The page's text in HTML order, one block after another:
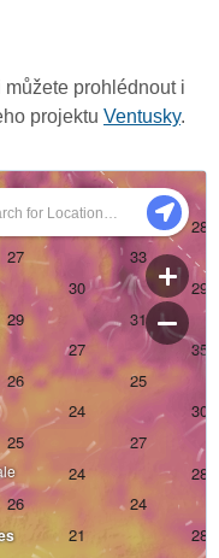
prohlédnout i
projektu Ventusky.